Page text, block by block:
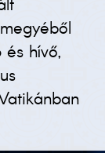
hívő,